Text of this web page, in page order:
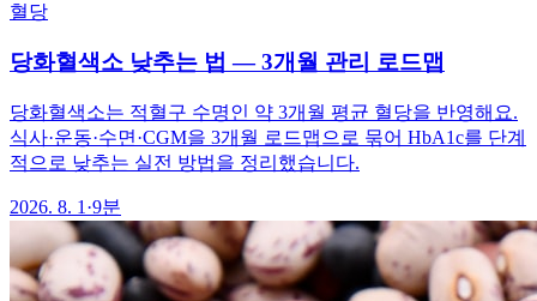
혈당
당화혈색소 낮추는 법 — 3개월 관리 로드맵
당화혈색소는 적혈구 수명인 약 3개월 평균 혈당을 반영해요.
식사·운동·수면·CGM을 3개월 로드맵으로 묶어 HbA1c를 단계
적으로 낮추는 실전 방법을 정리했습니다.
2026. 8. 1 ·9분